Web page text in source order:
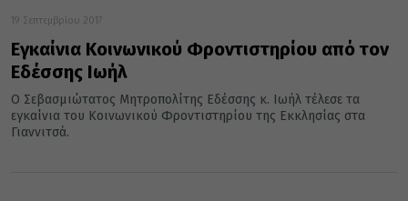
19 Σεπτεμβρίου 2017
Εγκαίνια Κοινωνικού Φροντιστηρίου από τον
Εδέσσης Ιωήλ
Ο Σεβασμιώτατος Μητροπολίτης Εδέσσης κ. Ιωήλ τέλεσε τα
εγκαίνια του Κοινωνικού Φροντιστηρίου της Εκκλησίας στα
Γιαννιτσά.